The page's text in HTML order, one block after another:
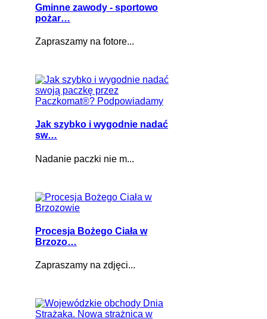
Gminne zawody - sportowo
pożar…
Zapraszamy na fotore...
Jak szybko i wygodnie nadać
sw…
Nadanie paczki nie m...
Procesja Bożego Ciała w
Brzozo…
Zapraszamy na zdjęci...